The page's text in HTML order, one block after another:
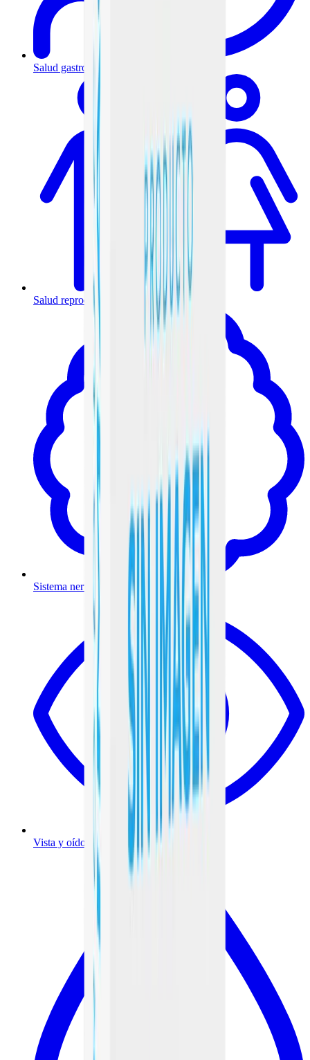
Salud gastrointestinal y metabólica
Salud reproductiva y hormonal
Sistema nervioso
Vista y oído